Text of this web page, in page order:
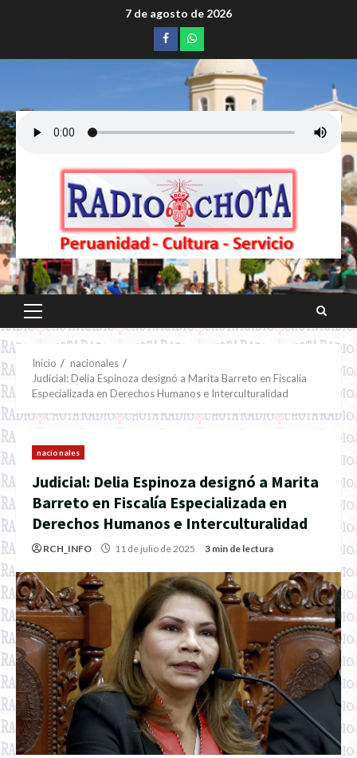
7 de agosto de 2026
Facebookwhatsapp
Menú
principal
Inicio
nacionales
Judicial: Delia Espinoza designó a Marita Barreto en Fiscalía
Especializada en Derechos Humanos e Interculturalidad
nacionales
Judicial: Delia Espinoza designó a Marita
Barreto en Fiscalía Especializada en
Derechos Humanos e Interculturalidad
RCH_INFO 11 de julio de 2025 3 min de lectura